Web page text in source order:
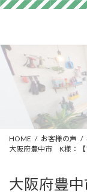
コ
ツ
へ
ナ
シ
ョ
HOME お客様の声
大阪府豊中市 K様：【
大阪府豊